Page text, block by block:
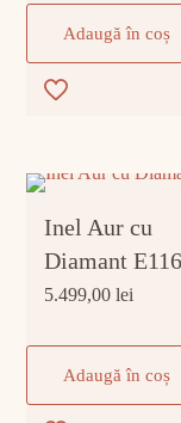
Adaugă în coș
Inel Aur cu
Diamant
5.499,00lei
Adaugă în coș